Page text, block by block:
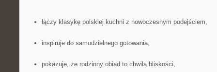
łączy klasykę polskiej kuchni z nowoczesnym podejściem,
inspiruje do samodzielnego gotowania,
pokazuje, że rodzinny obiad to chwila bliskości,